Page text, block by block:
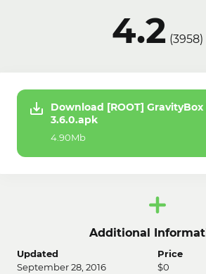
4.2 (3958)
Download [ROOT]
3.6.0.apk
4.90Mb
Additional
Updated
September 28, 2016
Price
$0